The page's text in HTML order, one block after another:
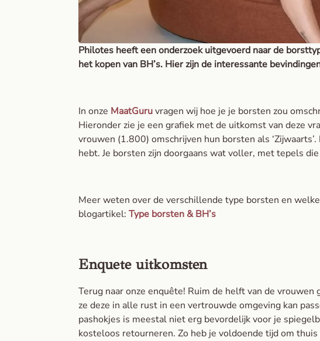
Philotes heeft een onderzoek uitgevoerd naar de
het kopen van BH’s. Hier zijn de interessante
In onze MaatGuruvragen wij hoe je je borsten zou
Hieronder zie je een grafiek met de uitkomst van deze
vrouwen (1.800) omschrijven hun borsten als
hebt. Je borsten zijn doorgaans wat voller, met tepels
Meer weten over de verschillende type borsten en
blogartikel:Type borsten & BH’s
Enquete uitkomsten
Terug naar onze enquête! Ruim de helft van de
ze deze in alle rust in een vertrouwde omgeving kan
pashokjes is meestal niet erg bevordelijk voor je
kosteloos retourneren. Zo heb je voldoende tijd om thuis